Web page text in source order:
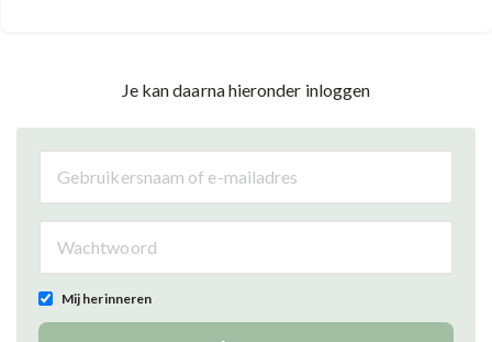
Je kan daarna hieronder inloggen
Mij herinneren